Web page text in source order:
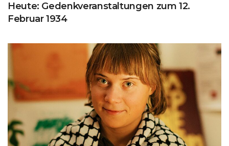
Heute: Gedenkveranstaltungen zum 12.
Februar 1934